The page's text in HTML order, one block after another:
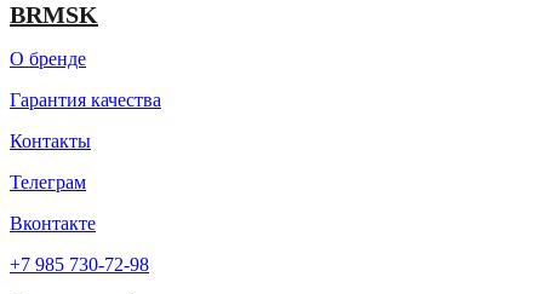
999 ₽.
BRMSK
О бренде
Гарантия качества
Контакты
Телеграм
Вконтакте
+7 985 730-72-98